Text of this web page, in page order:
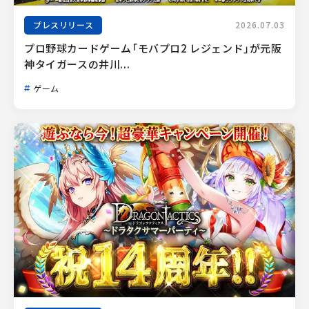
プレスリリース 2026.07.03
プロ野球カードゲーム「モバプロ2 レジェンド」が元阪
神タイガースの井川...
ゲーム